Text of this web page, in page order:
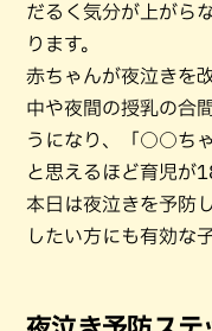
だるく気分が上がら
ります。
赤ちゃんが夜泣きを
中や夜間の授乳の合
うになり、「○○ちゃ
と思えるほど育児が
本日は夜泣きを予防
したい方にも有効な